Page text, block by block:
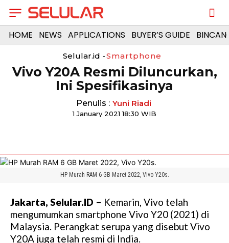
HOME NEWS APPLICATIONS BUYER’S GUIDE
Selular.id -Smartphone
Vivo Y20A Resmi Diluncurkan,
Ini Spesifikasinya
Penulis : Yuni Riadi
1 January 2021 18:30 WIB
HP Murah RAM 6 GB Maret 2022, Vivo Y20s.
Jakarta, Selular.ID – Kemarin, Vivo telah
mengumumkan smartphone Vivo Y20 (2021) di
Malaysia. Perangkat serupa yang disebut Vivo
Y20A juga telah resmi di India.